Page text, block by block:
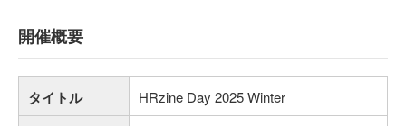
開催概要
タイトル HRzine Day 2025 Winter